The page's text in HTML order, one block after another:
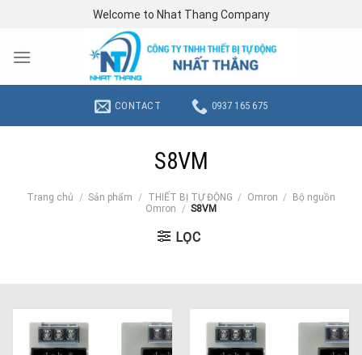
content
Welcome to Nhat Thang Company
CONTACT 0937 165 675
S8VM
Trang chủ / Sản phẩm / THIẾT BỊ TỰ ĐỘNG / Omron /
Bộ nguồn
Omron / S8VM
LỌC